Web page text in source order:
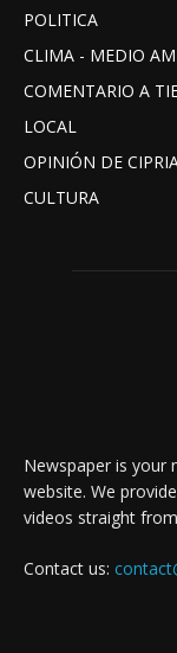
POLITICA
CLIMA - MEDIO
COMENTARIO A
LOCAL
OPINIÓN DE
CULTURA
Newspaper is your
website. We
videos straight
Contact us: